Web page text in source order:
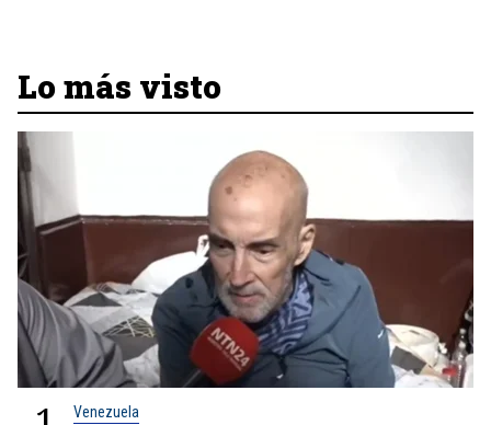
Lo más visto
Venezuela